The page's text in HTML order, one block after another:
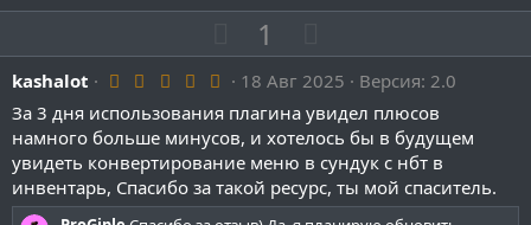
и
в
н
ы
й
г
о
и
в
н
ы
й
г
о
в
з
д о
з
и
т
и
в
1
е
г
а
т
и
в
kashalot 5
0
0
з
в
ё
з
18 Авг 2025
Версия: 2.0
За 3 дня использования плагина увидел плюсов
намного больше минусов, и хотелось бы в будущем
увидеть конвертирование меню в сундук с нбт в
инвентарь, Спасибо за такой ресурс, ты мой спаситель.